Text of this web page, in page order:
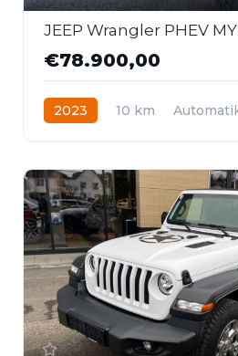
€78.900,00
2023 10 km